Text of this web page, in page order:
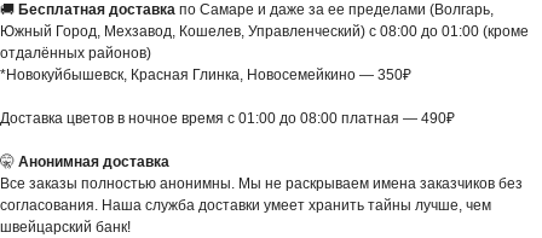
🚚 Бесплатная доставка по Самаре и даже за ее пределами (Волгарь,
Южный Город, Мехзавод, Кошелев, Управленческий) с 08:00 до 01:00 (кроме
отдалённых районов)
*Новокуйбышевск, Красная Глинка, Новосемейкино — 350₽
Доставка цветов в ночное время с 01:00 до 08:00 платная — 490₽
🤫 Анонимная доставка
Все заказы полностью анонимны. Мы не раскрываем имена заказчиков без
согласования. Наша служба доставки умеет хранить тайны лучше, чем
швейцарский банк!